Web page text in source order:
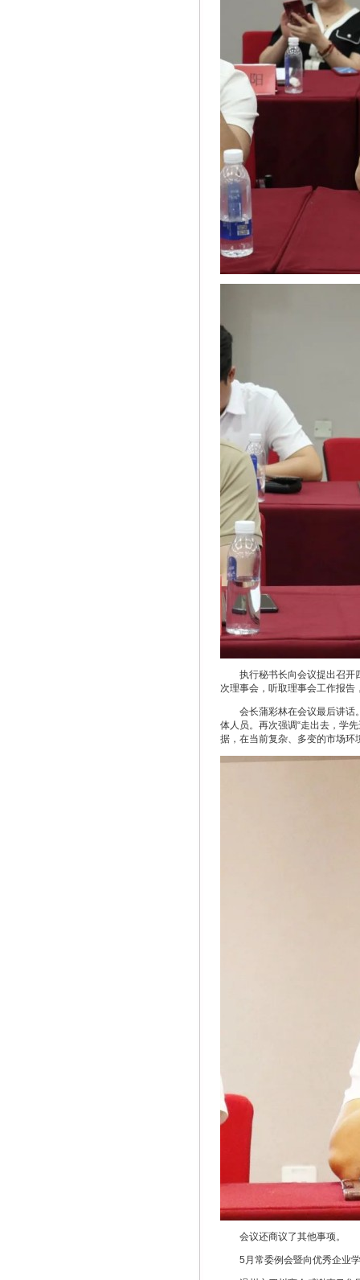
执行秘书长向会议提出召开
次理事会，听取理事会工作报告
会长蒲彩林在会议最后讲话
体人员。再次强调“走出去，学
据，在当前复杂、多变的市场环
会议还商议了其他事项。
5月常委例会暨向优秀企业